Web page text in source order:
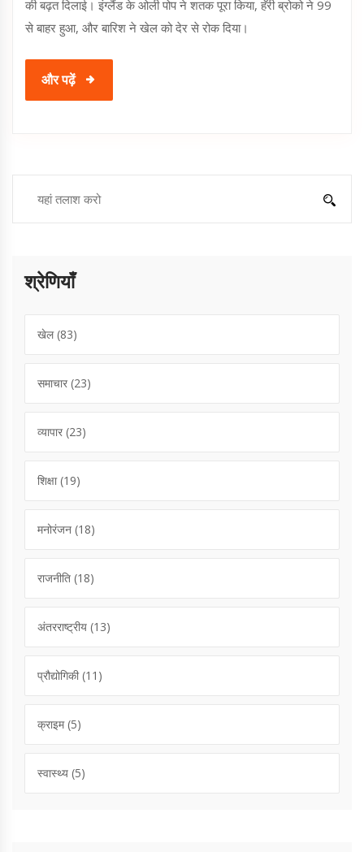
की बढ़त दिलाई। इंग्लैंड के ओली पोप ने शतक पूरा किया, हॅरी ब्रोको ने 99
से बाहर हुआ, और बारिश ने खेल को देर से रोक दिया।
और पढ़ें
श्रेणियाँ
खेल(83)
समाचार (23)
व्यापार (23)
शिक्षा(19)
मनोरंजन (18)
राजनीति (18)
अंतरराष्ट्रीय (13)
प्रौद्योगिकी(11)
क्राइम(5)
स्वास्थ्य (5)